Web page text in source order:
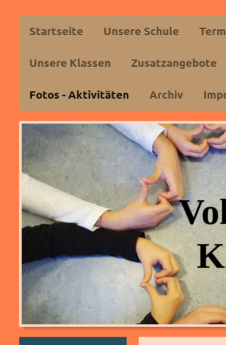
Startseite Unsere Schule
Unsere Klassen Zusatzangebote
Fotos - Aktivitäten Archiv